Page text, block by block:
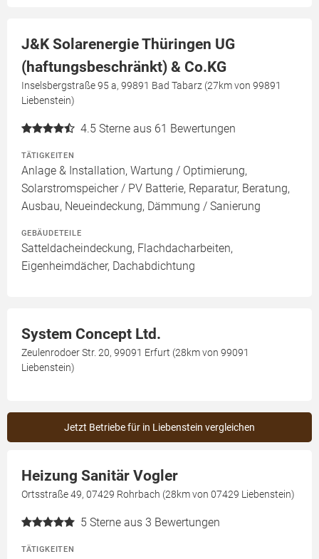
J&K Solarenergie Thüringen UG
(haftungsbeschränkt) & Co.KG
Inselsbergstraße 95 a, 99891 Bad Tabarz (27km von 99891
Liebenstein)
4.5 Sterne aus 61 Bewertungen
TÄTIGKEITEN
Anlage & Installation, Wartung / Optimierung,
Solarstromspeicher / PV Batterie, Reparatur, Beratung,
Ausbau, Neueindeckung, Dämmung / Sanierung
GEBÄUDETEILE
Satteldacheindeckung, Flachdacharbeiten,
Eigenheimdächer, Dachabdichtung
System Concept Ltd.
Zeulenrodoer Str. 20, 99091 Erfurt (28km von 99091
Liebenstein)
Jetzt Betriebe für in Liebenstein vergleichen
Heizung Sanitär Vogler
Ortsstraße 49, 07429 Rohrbach (28km von 07429 Liebenstein)
5 Sterne aus 3 Bewertungen
TÄTIGKEITEN